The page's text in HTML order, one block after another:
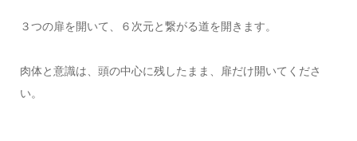
３つの扉を開いて、６次元と繋がる道を開きます。
肉体と意識は、頭の中心に残したまま、扉だけ開いてくださ
い。